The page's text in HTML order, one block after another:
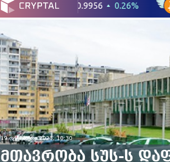
19 ოქტომბერი 2023, 10:30
მთავრობა სუს-ს